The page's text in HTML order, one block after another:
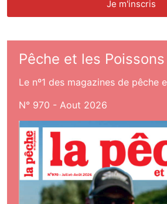
Pêche et les Poissons
Le nº1 des magazines de pêche
N° 970 - Aout 2026